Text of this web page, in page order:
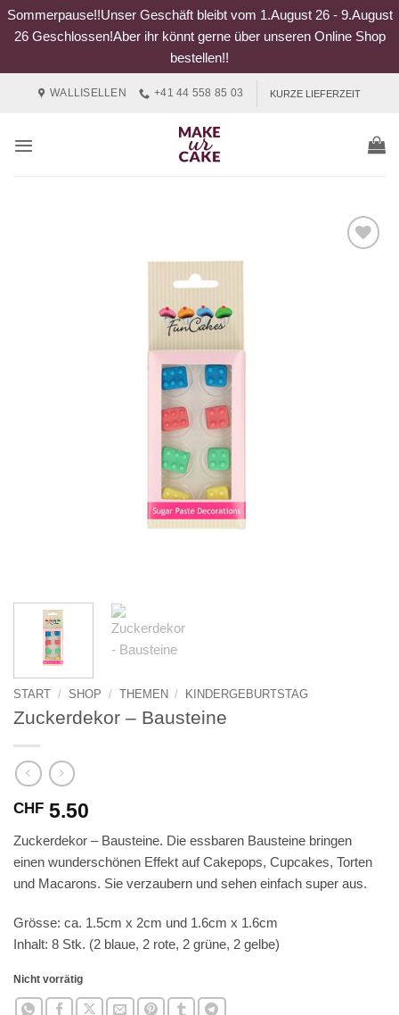
Sommerpause!!Unser Geschäft bleibt vom 1.August 26 - 9.August
26 Geschlossen!Aber ihr könnt gerne über unseren Online Shop
bestellen!!
WALLISELLEN +41 44 558 85 03 KURZE LIEFERZEIT
START / SHOP / THEMEN / KINDERGEBURTSTAG
Zuckerdekor – Bausteine
CHF 5.50
Zuckerdekor – Bausteine. Die essbaren Bausteine bringen
einen wunderschönen Effekt auf Cakepops, Cupcakes, Torten
und Macarons. Sie verzaubern und sehen einfach super aus.
Grösse: ca. 1.5cm x 2cm und 1.6cm x 1.6cm
Inhalt: 8 Stk. (2 blaue, 2 rote, 2 grüne, 2 gelbe)
Nicht vorrätig